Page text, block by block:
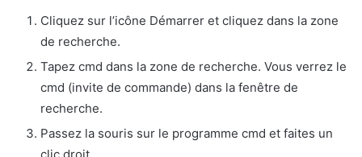
Cliquez sur l’icône Démarrer et cliquez dans la zone
de recherche.
Tapez cmd dans la zone de recherche. Vous verrez le
cmd (invite de commande) dans la fenêtre de
recherche.
Passez la souris sur le programme cmd et faites un